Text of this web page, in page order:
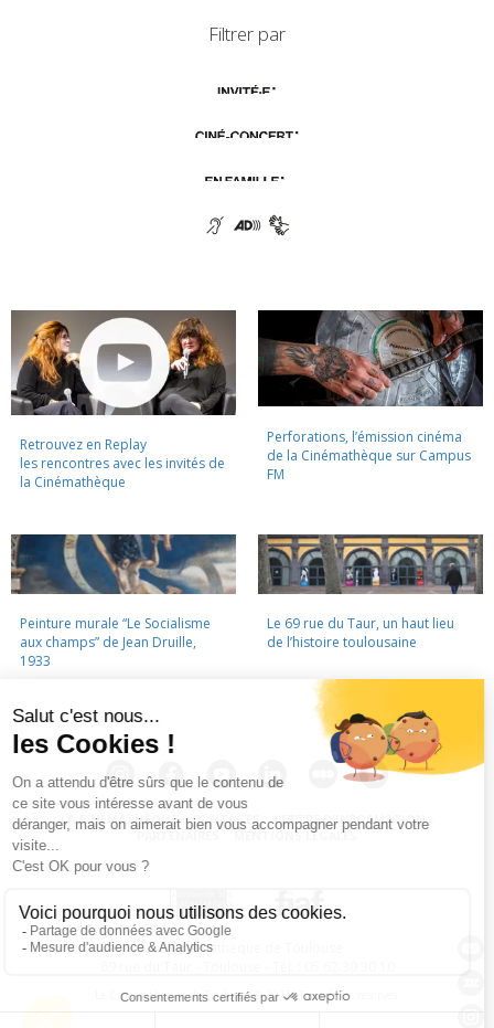
Filtrer par
Retrouvez en Replay
les rencontres avec les invités de
la Cinémathèque
Perforations, l’émission cinéma
de la Cinémathèque sur Campus
FM
Peinture murale “Le Socialisme
aux champs” de Jean Druille,
1933
Le 69 rue du Taur, un haut lieu
de l’histoire toulousaine
LA CINÉMATHÈQUE CONTACTS · LETTRE D'INFORMATION
PARTENAIRES · MENTIONS LÉGALES
La Cinémathèque de Toulouse
La Cinémathèque de Toulouse © 2015. Tous droits réservés.